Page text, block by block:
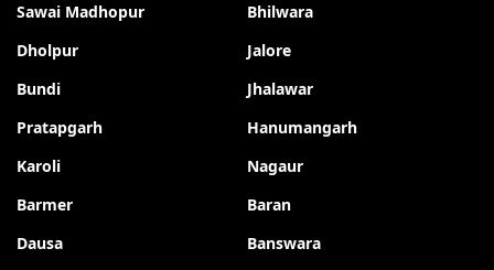
Sawai Madhopur
Bhilwara
Dholpur
Jalore
Bundi
Jhalawar
Pratapgarh
Hanumangarh
Karoli
Nagaur
Barmer
Baran
Dausa
Banswara